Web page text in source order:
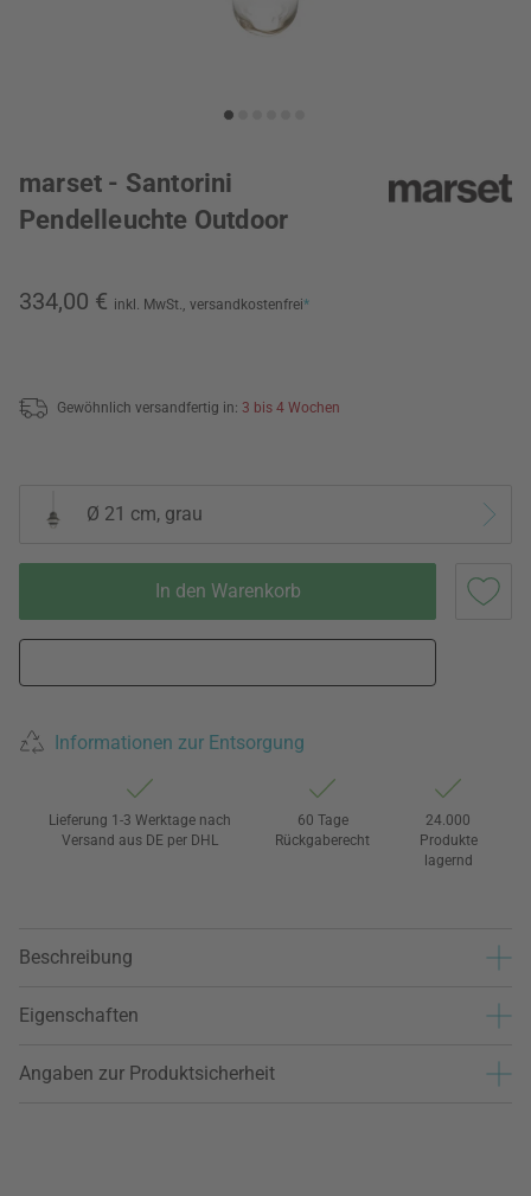
marset - Santorini
Pendelleuchte Outdoor
334,00 € inkl. MwSt., versandkostenfrei*
Gewöhnlich versandfertig in: 3 bis 4 Wochen
Ø 21 cm, grau
In den Warenkorb
Informationen zur Entsorgung
Lieferung 1-3 Werktage nach
Versand aus DE per DHL
60 Tage
Rückgaberecht
24.000
Produkte
lagernd
Beschreibung
Eigenschaften
Angaben zur Produktsicherheit